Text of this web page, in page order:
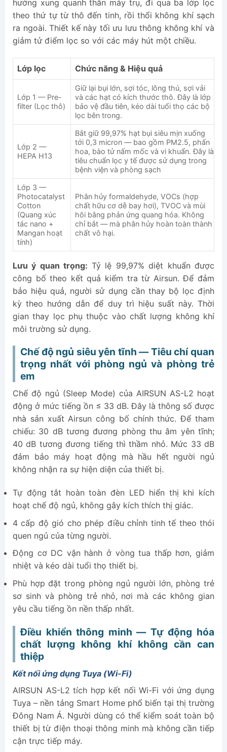
hướng xung quanh thân máy trụ, đi qua ba lớp lọc
theo thứ tự từ thô đến tinh, rồi thổi không khí sạch
ra ngoài. Thiết kế này tối ưu lưu thông không khí và
giảm tử điểm lọc so với các máy hút một chiều.
Lớp lọc Chức năng & Hiệu quả
Lớp 1 — Pre-
filter (Lọc thô)
Giữ lại bụi lớn, sợi tóc, lông thú, sợi vải
và các hạt có kích thước thô. Đây là lớp
bảo vệ đầu tiên, kéo dài tuổi thọ các bộ
lọc bên trong.
Lớp 2 —
HEPA H13
Bắt giữ 99,97% hạt bụi siêu mịn xuống
tới 0,3 micron — bao gồm PM2.5, phấn
hoa, bào tử nấm mốc và vi khuẩn. Đây là
tiêu chuẩn lọc y tế được sử dụng trong
bệnh viện và phòng sạch
Lớp 3 —
Photocatalyst
Cotton
(Quang xúc
tác nano +
Mangan hoạt
tính)
Phân hủy formaldehyde, VOCs (hợp
chất hữu cơ dễ bay hơi), TVOC và mùi
hôi bằng phản ứng quang hóa. Không
chỉ bắt — mà phân hủy hoàn toàn thành
chất vô hại.
Lưu ý quan trọng: Tỷ lệ 99,97% diệt khuẩn được
công bố theo kết quả kiểm tra từ Airsun. Để đảm
bảo hiệu quả, người sử dụng cần thay bộ lọc định
kỳ theo hướng dẫn để duy trì hiệu suất này. Thời
gian thay lọc phụ thuộc vào chất lượng không khí
môi trường sử dụng.
Chế độ ngủ siêu yên tĩnh — Tiêu chí quan
trọng nhất với phòng ngủ và phòng trẻ
em
Chế độ ngủ (Sleep Mode) của AIRSUN AS-L2 hoạt
động ở mức tiếng ồn ≤ 33 dB. Đây là thông số được
nhà sản xuất Airsun công bố chính thức. Để tham
chiếu: 30 dB tương đương phòng thu âm yên tĩnh;
40 dB tương đương tiếng thì thầm nhỏ. Mức 33 dB
đảm bảo máy hoạt động mà hầu hết người ngủ
không nhận ra sự hiện diện của thiết bị.
Tự động tắt hoàn toàn đèn LED hiển thị khi kích
hoạt chế độ ngủ, không gây kích thích thị giác.
4 cấp độ gió cho phép điều chỉnh tinh tế theo thói
quen ngủ của từng người.
Động cơ DC vận hành ở vòng tua thấp hơn, giảm
nhiệt và kéo dài tuổi thọ thiết bị.
Phù hợp đặt trong phòng ngủ người lớn, phòng trẻ
sơ sinh và phòng trẻ nhỏ, nơi mà các không gian
yêu cầu tiếng ồn nền thấp nhất.
Điều khiển thông minh — Tự động hóa
chất lượng không khí không cần can
thiệp
Kết nối ứng dụng Tuya (Wi-Fi)
AIRSUN AS-L2 tích hợp kết nối Wi-Fi với ứng dụng
Tuya – nền tảng Smart Home phổ biến tại thị trường
Đông Nam Á. Người dùng có thể kiểm soát toàn bộ
thiết bị từ điện thoại thông minh mà không cần tiếp
cận trực tiếp máy.